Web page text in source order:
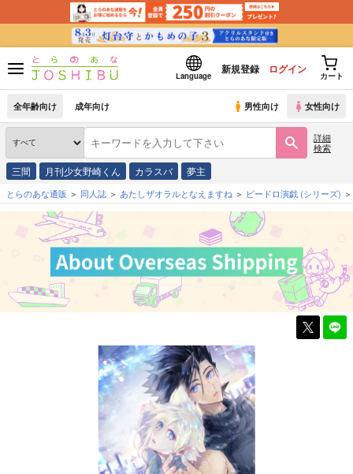
Language
新規登録 ログイン
カート
全年齢向け 成年向け 男性向け 女性向け
詳細
検索
三間 月刊少女野崎くん カラスバ 夢主
とらのあな通販 同人誌 あたしザオラルとなえますね ビードロ演戯 (シリーズ)